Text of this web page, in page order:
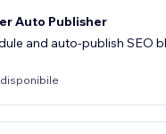
Auto Publisher
and auto-publish SEO